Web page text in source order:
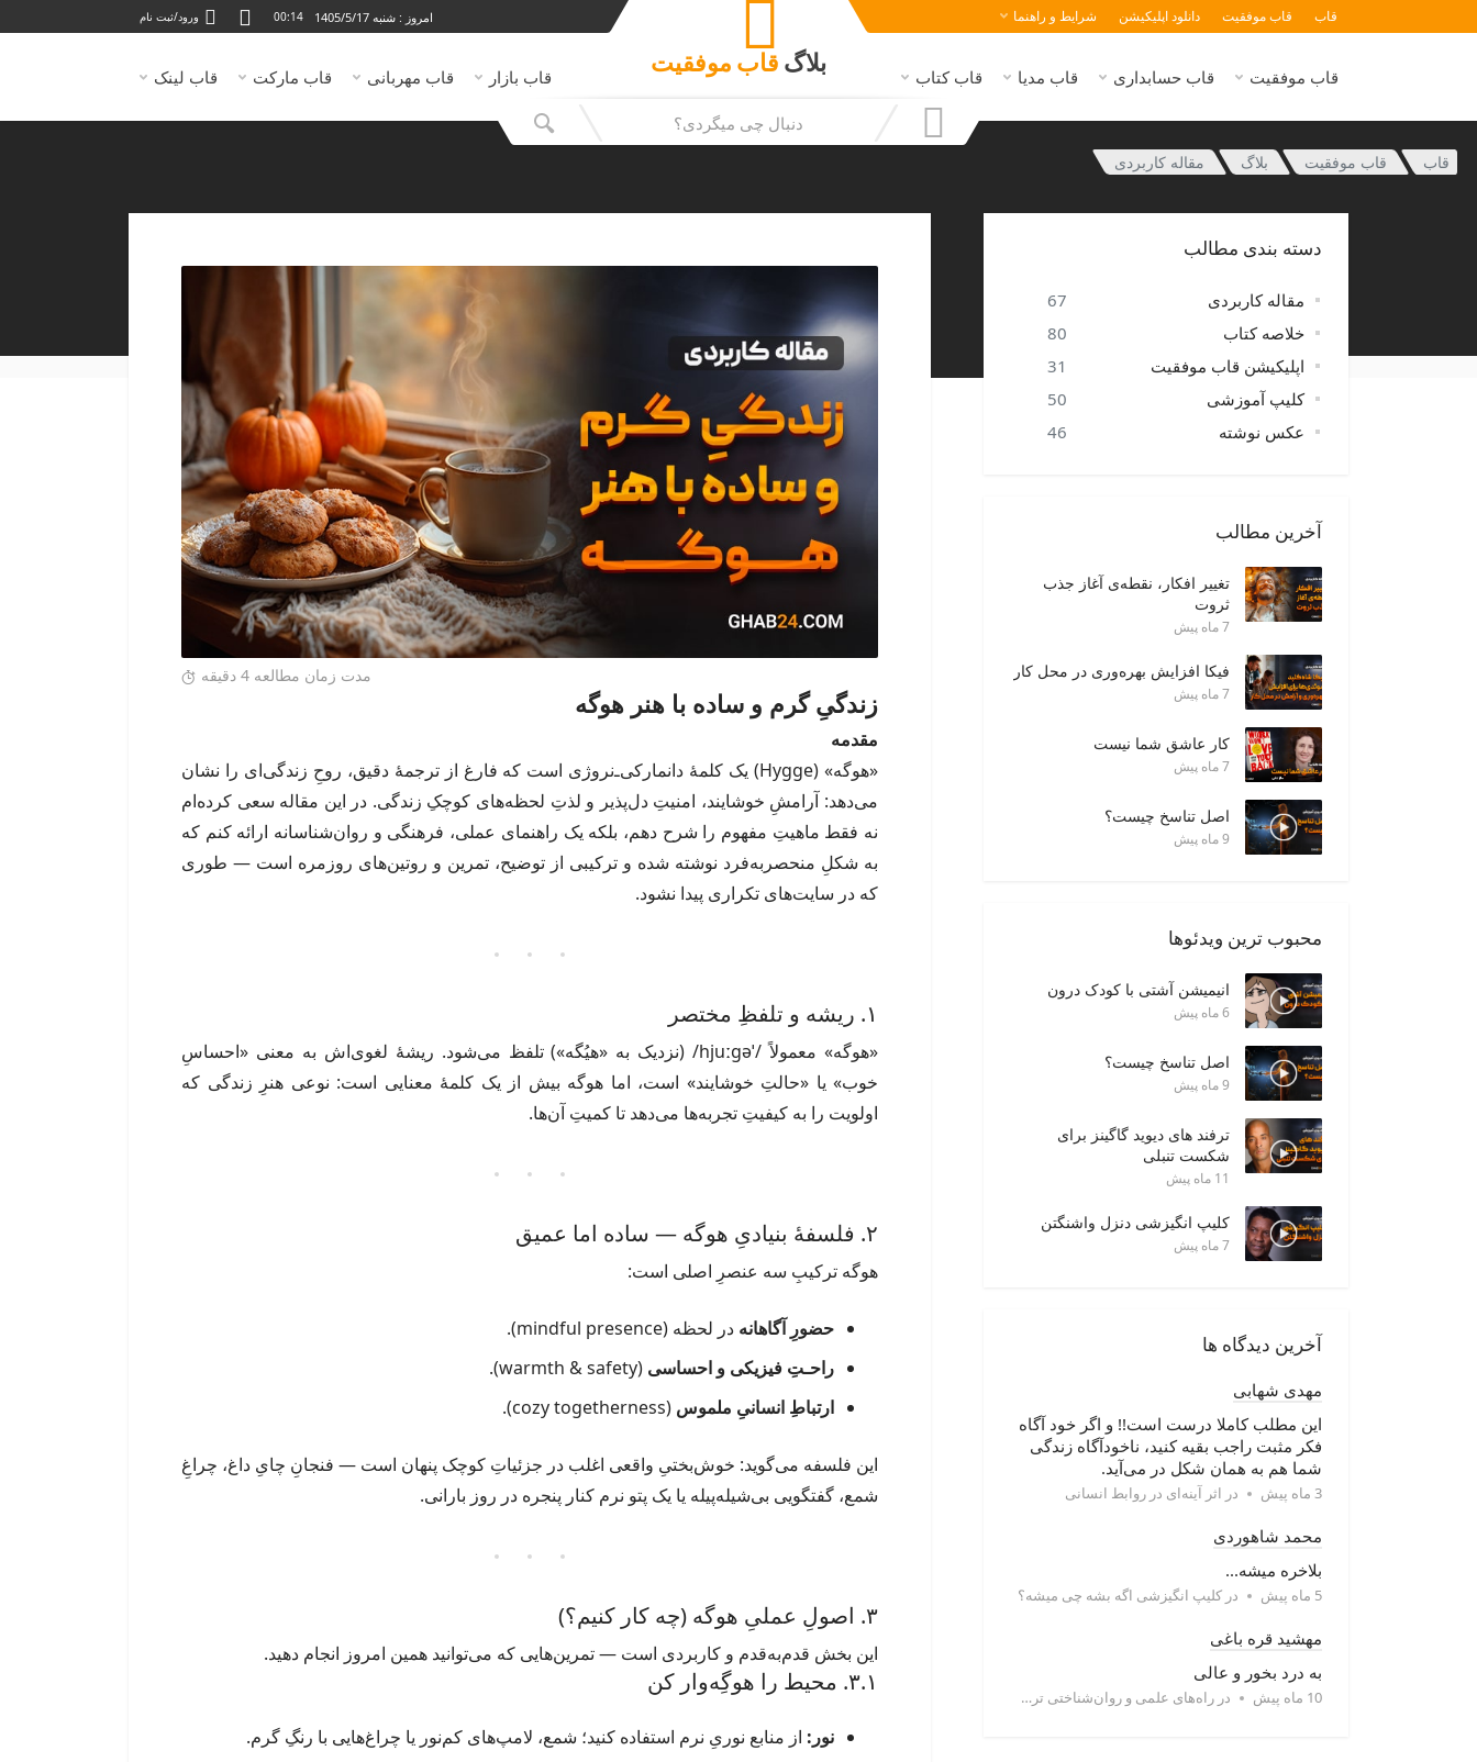
قاب قاب موفقیت دانلود اپلیکیشن شرایط و راهنما امروز : شنبه 1405/5/17 00:14 ورود/ثبت نام
قاب موفقیت قاب حسابداری قاب مدیا قاب کتاب بلاگ قاب موفقیت قاب بازار قاب مهربانی قاب مارکت قاب لینک
قاب قاب موفقیت بلاگ مقاله کاربردی
دسته بندی مطالب
مقاله کاربردی
67
خلاصه کتاب
80
اپلیکیشن قاب موفقیت
31
کلیپ آموزشی
50
عکس نوشته
46
آخرین مطالب
تغییر افکار، نقطه‌ی آغاز جذب
ثروت
7 ماه پیش
فیکا افزایش بهره‌وری در محل کار
7 ماه پیش
کار عاشق شما نیست
7 ماه پیش
اصل تناسخ چیست؟
9 ماه پیش
محبوب ترین ویدئوها
انیمیشن آشتی با کودک درون
6 ماه پیش
اصل تناسخ چیست؟
9 ماه پیش
ترفند های دیوید گاگینز برای
شکست تنبلی
11 ماه پیش
کلیپ انگیزشی دنزل واشنگتن
7 ماه پیش
آخرین دیدگاه ها
مهدی شهابی
این مطلب کاملا درست است!! و اگر خود آگاه
فکر مثبت راجب بقیه کنید، ناخودآگاه زندگی
شما هم به همان شکل در می‌آید.
3 ماه پیش در اثر آینه‌ای در روابط انسانی
محمد شاهوردی
بلاخره میشه...
5 ماه پیش در کلیپ انگیزشی اگه بشه چی میشه؟
مهشید قره باغی
به درد بخور و عالی
10 ماه پیش در راه‌های علمی و روان‌شناختی ترک خودارضایی
مدت زمان مطالعه 4 دقیقه
زندگیِ گرم و ساده با هنر هوگه
مقدمه
«هوگه» (Hygge) یک کلمهٔ دانمارکی‌ـ‌نروژی است که فارغ از ترجمهٔ دقیق، روحِ زندگی‌ای را نشان
می‌دهد: آرامشِ خوشایند، امنیتِ دل‌پذیر و لذتِ لحظه‌های کوچکِ زندگی. در این مقاله سعی کرده‌ام
نه فقط ماهیتِ مفهوم را شرح دهم، بلکه یک راهنمای عملی، فرهنگی و روان‌شناسانه ارائه کنم که
به شکلِ منحصر‌به‌فرد نوشته شده و ترکیبی از توضیح، تمرین و روتین‌های روزمره است — طوری
که در سایت‌های تکراری پیدا نشود.
۱. ریشه و تلفظِ مختصر
«هوگه» معمولاً /ˈhjuːɡə/ (نزدیک به «هیُگه») تلفظ می‌شود. ریشهٔ لغوی‌اش به معنی «احساسِ
خوب» یا «حالتِ خوشایند» است، اما هوگه بیش از یک کلمهٔ معنایی است: نوعی هنرِ زندگی که
اولویت را به کیفیتِ تجربه‌ها می‌دهد تا کمیتِ آن‌ها.
۲. فلسفهٔ بنیادیِ هوگه — ساده اما عمیق
هوگه ترکیبِ سه عنصرِ اصلی است:
حضورِ آگاهانه در لحظه (mindful presence).
راحـتِ فیزیکی و احساسی (warmth & safety).
ارتباطِ انسانیِ ملموس (cozy togetherness).
این فلسفه می‌گوید: خوش‌بختیِ واقعی اغلب در جزئیاتِ کوچک پنهان است — فنجانِ چایِ داغ، چراغِ
شمع، گفتگویی بی‌شیله‌پیله یا یک پتو نرم کنار پنجره در روز بارانی.
۳. اصولِ عملیِ هوگه (چه کار کنیم؟)
این بخش قدم‌به‌قدم و کاربردی است — تمرین‌هایی که می‌توانید همین امروز انجام دهید.
۳.۱. محیط را هوگِه‌وار کن
نور: از منابع نوریِ نرم استفاده کنید؛ شمع، لامپ‌های کم‌نور یا چراغ‌هایی با رنگِ گرم.